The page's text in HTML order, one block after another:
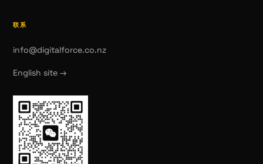
联系
info@digitalforce.co.nz
English site →